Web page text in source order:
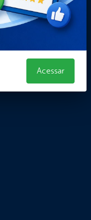
Sic Físico
Solicitar
Recurso
pedido
Acessar